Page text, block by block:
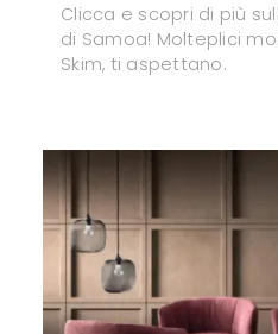
Clicca e scopri di più
di Samoa! Molteplici
Skim, ti aspettano.